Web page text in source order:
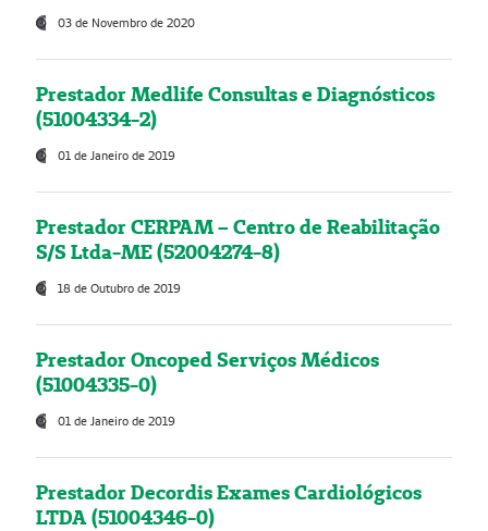
03 de Novembro de 2020
Prestador Medlife Consultas e Diagnósticos
(51004334-2)
01 de Janeiro de 2019
Prestador CERPAM – Centro de Reabilitação
S/S Ltda-ME (52004274-8)
18 de Outubro de 2019
Prestador Oncoped Serviços Médicos
(51004335-0)
01 de Janeiro de 2019
Prestador Decordis Exames Cardiológicos
LTDA (51004346-0)